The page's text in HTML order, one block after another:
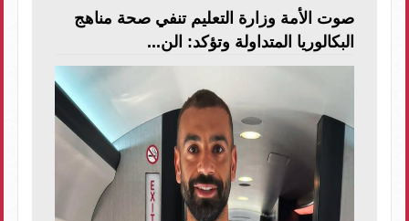
صوت الأمة وزارة التعليم تنفي صحة مناهج
البكالوريا المتداولة وتؤكد: الن...